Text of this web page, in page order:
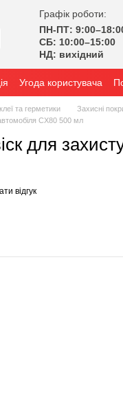
Графік роботи:
ПН-ПТ:
СБ: 10:00–15:00
НД: вихідний
Угода користувача
та герметики Захисні
CX80 500 мл
для
відгук